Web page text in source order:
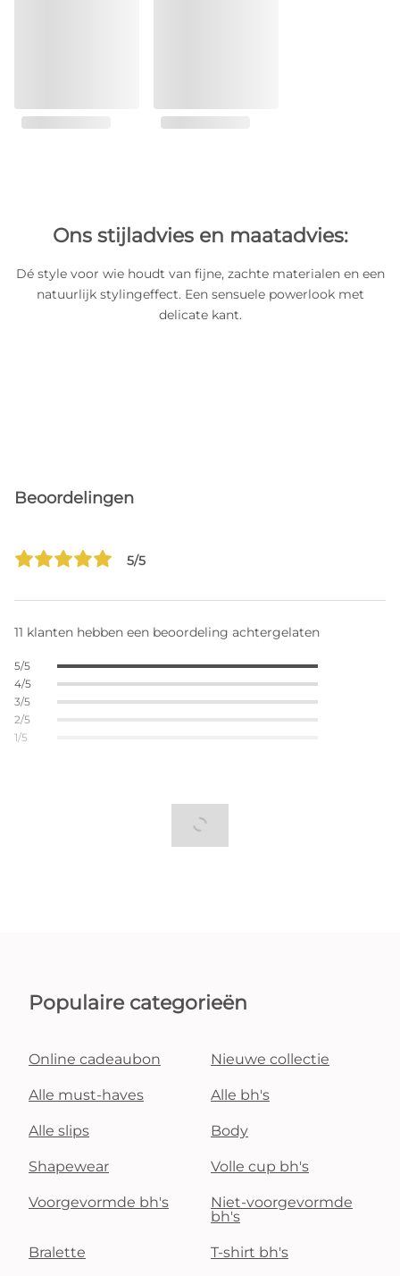
Ons stijladvies en maatadvies:
Dé style voor wie houdt van fijne, zachte materialen en een
natuurlijk stylingeffect. Een sensuele powerlook met
delicate kant.
Beoordelingen
5/5
11 klanten hebben een beoordeling achtergelaten
5/5
4/5
3/5
2/5
1/5
Populaire categorieën
Online cadeaubon Nieuwe collectie
Alle must-haves Alle bh's
Alle slips Body
Shapewear Volle cup bh's
Voorgevormde bh's
Niet-voorgevormde
bh's
Bralette T-shirt bh's